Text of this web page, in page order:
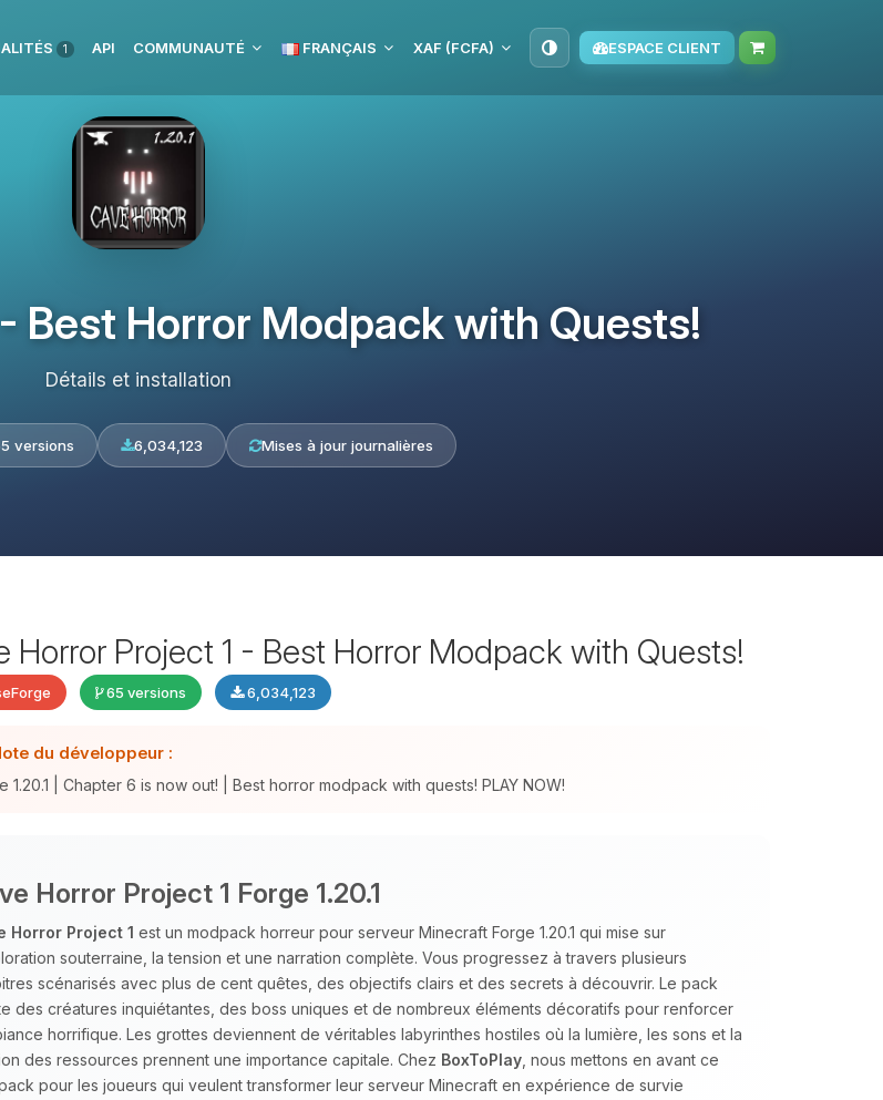
1 API COMMUNAUTÉ FRANÇAIS XAF (FCFA) ESPACE CLIENT
Best Horror Modpack with Quests!
Détails et installation
versions 6,034,123 Mises à jour journalières
Horror Project 1 - Best Horror Modpack with Quests!
65 versions 6,034,123
du développeur :
1.20.1 | Chapter 6 is now out! | Best horror modpack with quests! PLAY NOW!
Horror Project 1 Forge 1.20.1
Horror Project 1 est un modpack horreur pour serveur Minecraft Forge 1.20.1 qui mise sur
souterraine, la tension et une narration complète. Vous progressez à travers plusieurs
scénarisés avec plus de cent quêtes, des objectifs clairs et des secrets à découvrir. Le pack
des créatures inquiétantes, des boss uniques et de nombreux éléments décoratifs pour renforcer
horrifique. Les grottes deviennent de véritables labyrinthes hostiles où la lumière, les sons et la
des ressources prennent une importance capitale. Chez BoxToPlay , nous mettons en avant ce
pour les joueurs qui veulent transformer leur serveur Minecraft en expérience de survie